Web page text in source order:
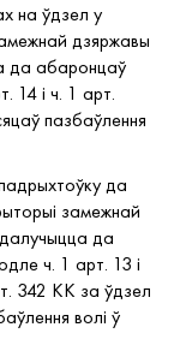
на ўдзел у
дзяржавы
да абаронцаў
14 і ч. 1 арт.
пазбаўлення
да
замежнай
да
ч. 1 арт. 13 і
342 КК за ўдзел
волі ў